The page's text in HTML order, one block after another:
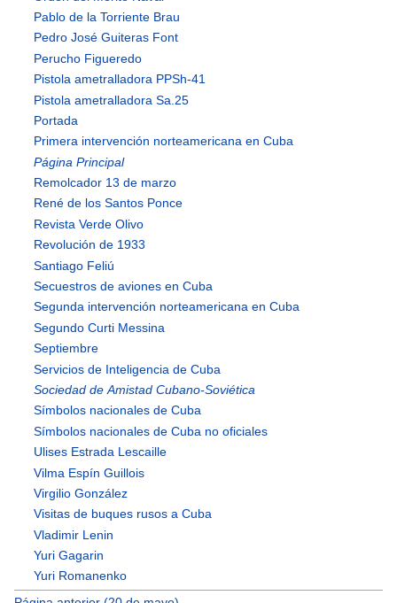
Pablo de la Torriente Brau
Pedro José Guiteras Font
Perucho Figueredo
Pistola ametralladora PPSh-41
Pistola ametralladora Sa.25
Portada
Primera intervención norteamericana en Cuba
Página Principal
Remolcador 13 de marzo
René de los Santos Ponce
Revista Verde Olivo
Revolución de 1933
Santiago Feliú
Secuestros de aviones en Cuba
Segunda intervención norteamericana en Cuba
Segundo Curti Messina
Septiembre
Servicios de Inteligencia de Cuba
Sociedad de Amistad Cubano-Soviética
Símbolos nacionales de Cuba
Símbolos nacionales de Cuba no oficiales
Ulises Estrada Lescaille
Vilma Espín Guillois
Virgilio González
Visitas de buques rusos a Cuba
Vladimir Lenin
Yuri Gagarin
Yuri Romanenko